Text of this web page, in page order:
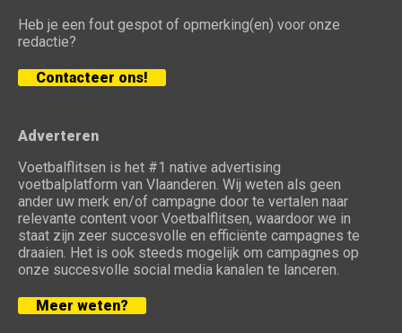
Heb je een fout gespot of opmerking(en) voor onze
redactie?
Contacteer ons!
Adverteren
Voetbalflitsen is het #1 native advertising
voetbalplatform van Vlaanderen. Wij weten als geen
ander uw merk en/of campagne door te vertalen naar
relevante content voor Voetbalflitsen, waardoor we in
staat zijn zeer succesvolle en efficiënte campagnes te
draaien. Het is ook steeds mogelijk om campagnes op
onze succesvolle social media kanalen te lanceren.
Meer weten?